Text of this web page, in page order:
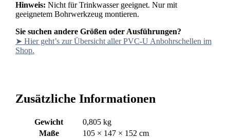
Hinweis: Nicht für Trinkwasser geeignet. Nur mit
geeignetem Bohrwerkzeug montieren.
Sie suchen andere Größen oder Ausführungen?
➤ Hier geht’s zur Übersicht aller PVC-U Anbohrschellen im
Shop.
Zusätzliche Informationen
Gewicht
0,805 kg
Maße
105 × 147 × 152 cm